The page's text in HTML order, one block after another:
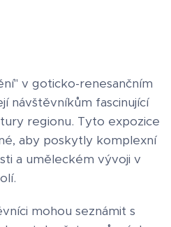
v goticko-renesančním
návštěvníkům fascinující
regionu. Tyto expozice
aby poskytly komplexní
a uměleckém vývoji v
mohou seznámit s